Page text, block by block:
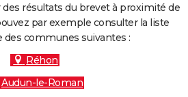
des résultats du brevet à proximité de
par exemple consulter la liste
des communes suivantes :
Réhon
Audun-le-Roman